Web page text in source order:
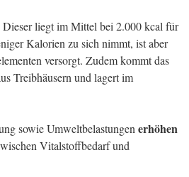
Dieser liegt im Mittel bei 2.000 kcal für
Kalorien zu sich nimmt, ist aber
versorgt. Zudem kommt das
Treibhäusern und lagert im
sowie Umweltbelastungen erhöhen
Vitalstoffbedarf und